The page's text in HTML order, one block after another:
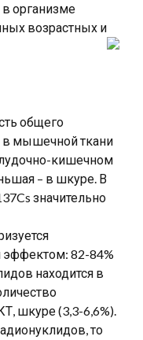
организме
возрастных и
общего
в мышечной ткани
кишечном
– в шкуре. В
значительно
82-84%
находится в
шкуре (3,3-6,6%).
то